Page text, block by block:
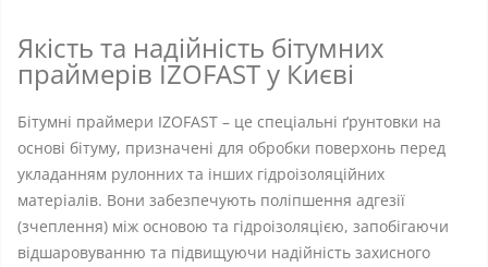
Якість та надійність бітумних
праймерів IZOFAST у Києві
Бітумні праймери IZOFAST – це спеціальні ґрунтовки на
основі бітуму, призначені для обробки поверхонь перед
укладанням рулонних та інших гідроізоляційних
матеріалів. Вони забезпечують поліпшення адгезії
(зчеплення) між основою та гідроізоляцією, запобігаючи
відшаровуванню та підвищуючи надійність захисного